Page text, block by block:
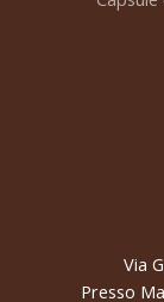
Via
Presso